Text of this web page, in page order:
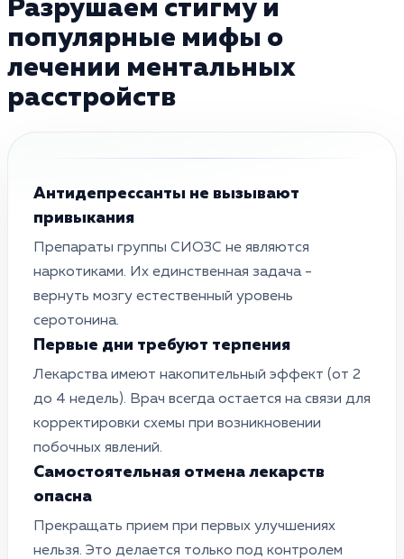
Разрушаем стигму и
популярные мифы о
лечении ментальных
расстройств
Антидепрессанты не вызывают
привыкания
Препараты группы СИОЗС не являются
наркотиками. Их единственная задача -
вернуть мозгу естественный уровень
серотонина.
Первые дни требуют терпения
Лекарства имеют накопительный эффект (от 2
до 4 недель). Врач всегда остается на связи для
корректировки схемы при возникновении
побочных явлений.
Самостоятельная отмена лекарств
опасна
Прекращать прием при первых улучшениях
нельзя. Это делается только под контролем